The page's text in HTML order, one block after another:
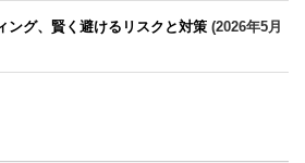
ング、賢く避けるリスクと対策 (2026年5月